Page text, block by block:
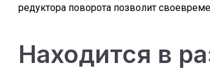
редуктора поворота позволит
Находится в